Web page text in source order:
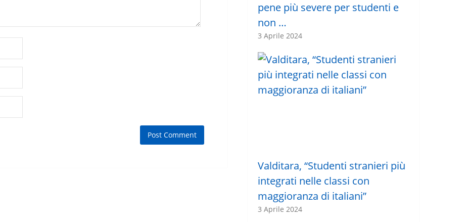
pene più severe per studenti e
non …
3 Aprile 2024
Valditara, “Studenti stranieri più
integrati nelle classi con
maggioranza di italiani”
3 Aprile 2024